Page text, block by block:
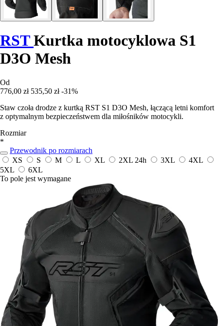
RSTKurtka motocyklowa S1
D3O Mesh
Od
776,00 zł 535,50 zł -31%
Staw czoła drodze z kurtką RST S1 D3O Mesh, łączącą letni komfort
z optymalnym bezpieczeństwem dla miłośników motocykli.
Rozmiar
*
Przewodnik po rozmiarach
XS
S M L XL 2XL 24h 3XL
4XL
5XL
6XL
To pole jest wymagane